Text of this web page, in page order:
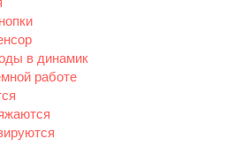
в динамик
работе